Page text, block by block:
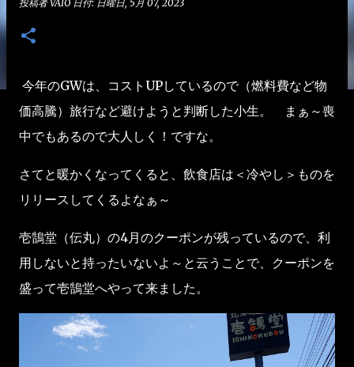
投稿者VAIO 日付: 日曜日, 5月 07, 2023
今年のGWは、コストUPしているので（燃料費など物
価高騰）旅行など避けようと判断した小生。 まぁ～喪
中でもあるので大人しく！ですな。
さてと暖かくなってくると、飲食店は＜冷やし＞ものを
リリースしてくるよなぁ～
壱鵠堂（伝丸）の4月のクーポンが残っているので、利
用しないと持ったいないよ～と云うことで、クーポンを
盛って壱鵠堂へやって来ました。